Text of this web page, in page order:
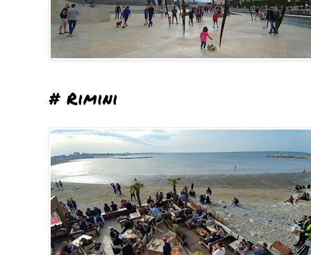
# Rimini